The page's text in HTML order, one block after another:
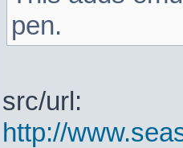
pen.
src/url:
http://